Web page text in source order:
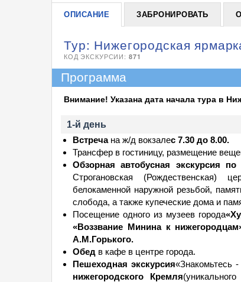
ОПИСАНИЕ ЗАБРОНИРОВАТЬ
Тур: Нижегородская
КОД ЭКСКУРСИИ: 871
Программа
Внимание! Указана дата начала тура в
1-й день
Встреча на ж/д вокзалес 7.30 до 8.00.
Трансфер в гостиницу, размещение
Обзорная автобусная экскурсия по
Строгановская (Рождественская)
белокаменной наружной резьбой,
слобода, а также купеческие дома и
Посещение одного из музеев города
«Воззвание Минина к
А.М.Горького.
Обед в кафе в центре города.
Пешеходная экскурсия«Знакомьтесь
нижегородского Кремля